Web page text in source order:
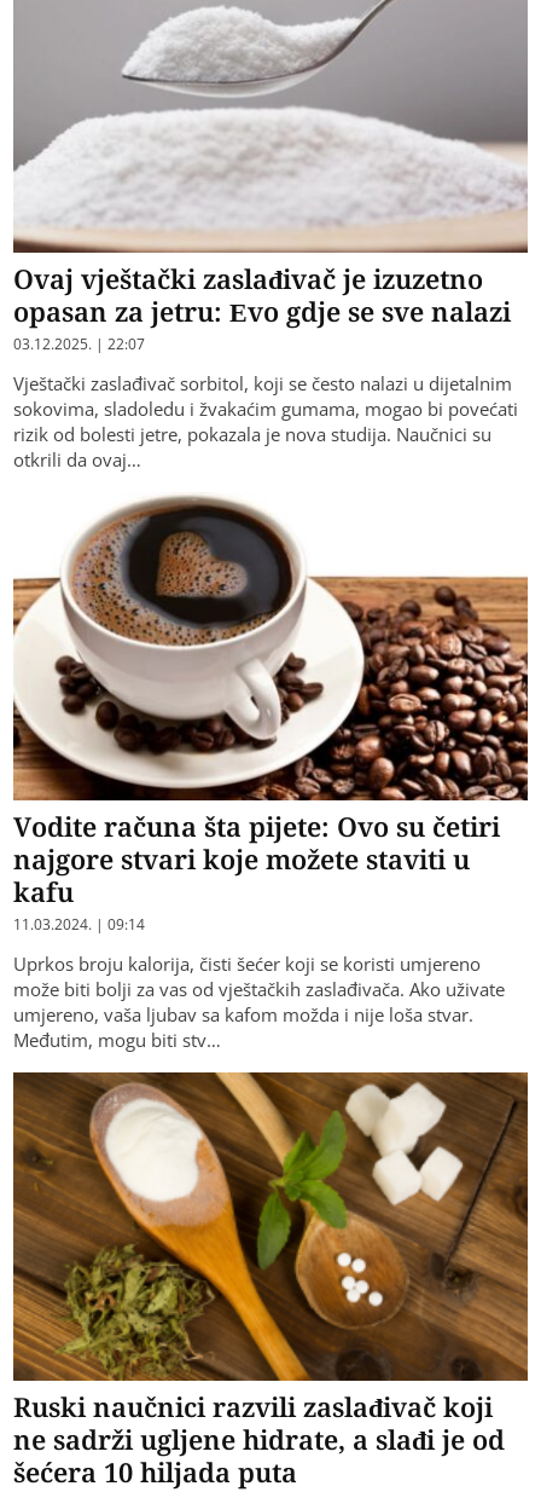
Ovaj vještački zaslađivač je izuzetno
opasan za jetru: Evo gdje se sve nalazi
03.12.2025. | 22:07
Vještački zaslađivač sorbitol, koji se često nalazi u dijetalnim
sokovima, sladoledu i žvakaćim gumama, mogao bi povećati
rizik od bolesti jetre, pokazala je nova studija. Naučnici su
otkrili da ovaj…
Vodite računa šta pijete: Ovo su četiri
najgore stvari koje možete staviti u
kafu
11.03.2024. | 09:14
Uprkos broju kalorija, čisti šećer koji se koristi umjereno
može biti bolji za vas od vještačkih zaslađivača. Ako uživate
umjereno, vaša ljubav sa kafom možda i nije loša stvar.
Međutim, mogu biti stv…
Ruski naučnici razvili zaslađivač koji
ne sadrži ugljene hidrate, a slađi je od
šećera 10 hiljada puta